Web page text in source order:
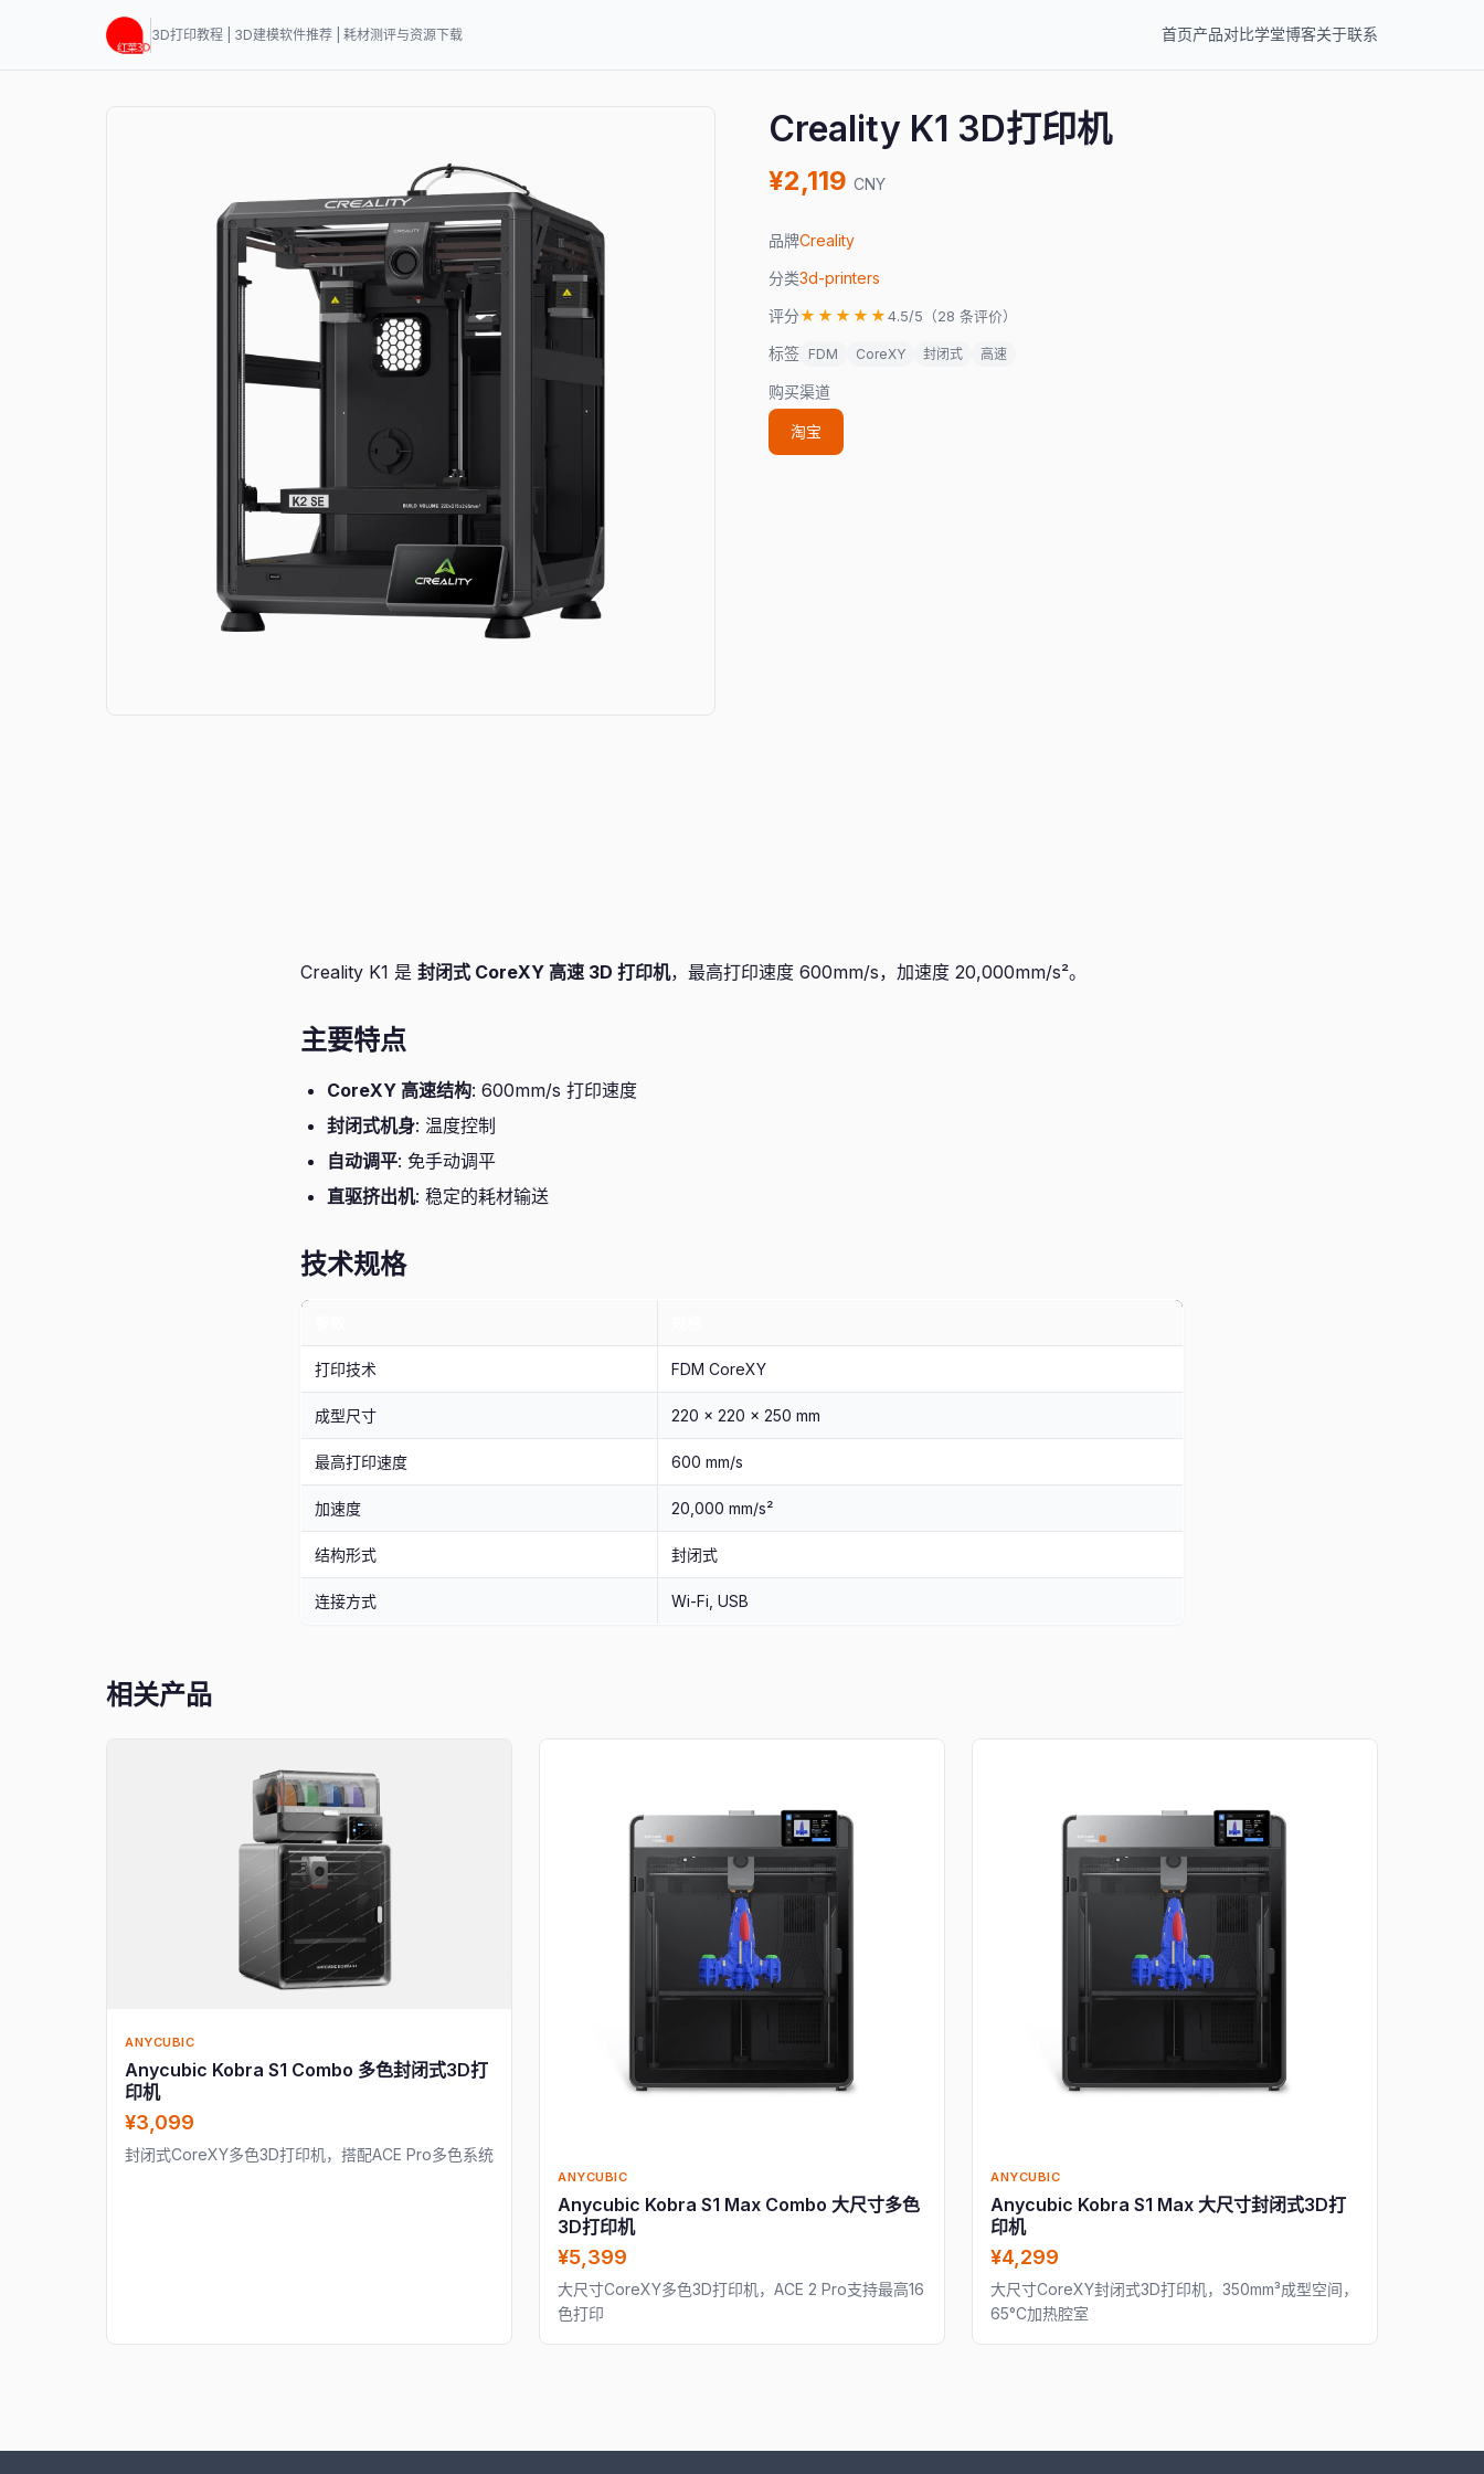
3D打印教程 | 3D建模软件推荐 | 耗材测评与资源下载 首页产品对比学堂博客关于联系
Creality K1 3D打印机
¥2,119 CNY
品牌Creality
分类3d-printers
评分★★★★★ 4.5/5（28 条评价）
标签 FDM CoreXY 封闭式 高速
购买渠道
淘宝
Creality K1 是 封闭式 CoreXY 高速 3D 打印机，最高打印速度 600mm/s，加速度 20,000mm/s²。
主要特点
CoreXY 高速结构: 600mm/s 打印速度
封闭式机身: 温度控制
自动调平: 免手动调平
直驱挤出机: 稳定的耗材输送
技术规格
打印技术 FDM CoreXY
成型尺寸 220 × 220 × 250 mm
最高打印速度 600 mm/s
加速度 20,000 mm/s²
结构形式 封闭式
连接方式 Wi-Fi, USB
相关产品
ANYCUBIC
Anycubic Kobra S1 Combo 多色封闭式3D打
印机
¥3,099
封闭式CoreXY多色3D打印机，搭配ACE Pro多色系统
ANYCUBIC
Anycubic Kobra S1 Max Combo 大尺寸多色
3D打印机
¥5,399
大尺寸CoreXY多色3D打印机，ACE 2 Pro支持最高16
色打印
ANYCUBIC
Anycubic Kobra S1 Max 大尺寸封闭式3D打
印机
¥4,299
大尺寸CoreXY封闭式3D打印机，350mm³成型空间，
65°C加热腔室